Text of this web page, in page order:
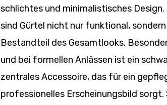
schlichtes und minimalistisches Design.
sind Gürtel nicht nur funktional,
Bestandteil des Gesamtlooks.
und bei formellen Anlässen ist ein
zentrales Accessoire, das für ein
professionelles Erscheinungsbild sorgt.